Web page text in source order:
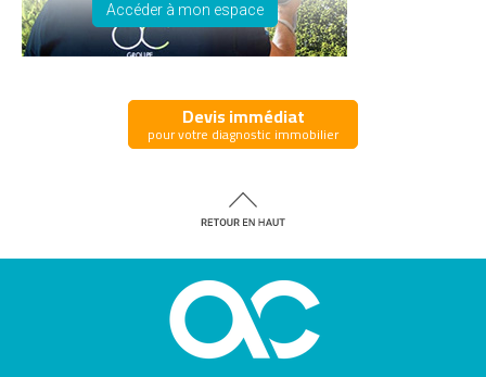
Accéder à mon espace
Devis immédiat
pour votre diagnostic immobilier